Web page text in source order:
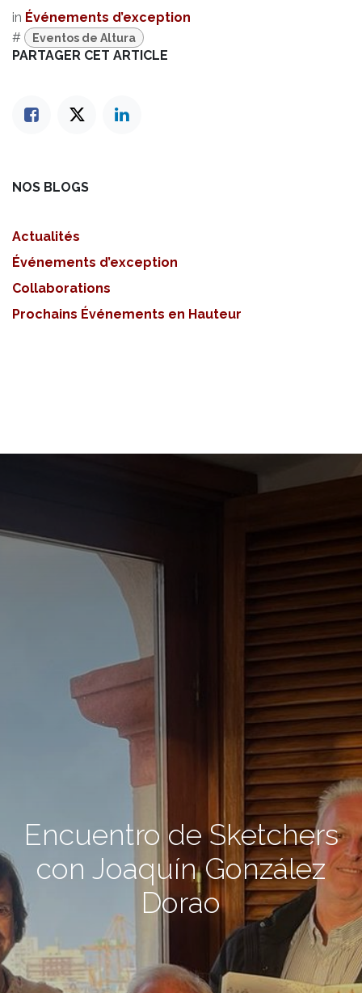
in Événements d’exception
#
Eventos de Altura
PARTAGER CET ARTICLE
NOS BLOGS
Actualités
Événements d’exception
Collaborations
Prochains Événements en Hauteur
Encuentro de Sketchers
con Joaquín González
Dorao